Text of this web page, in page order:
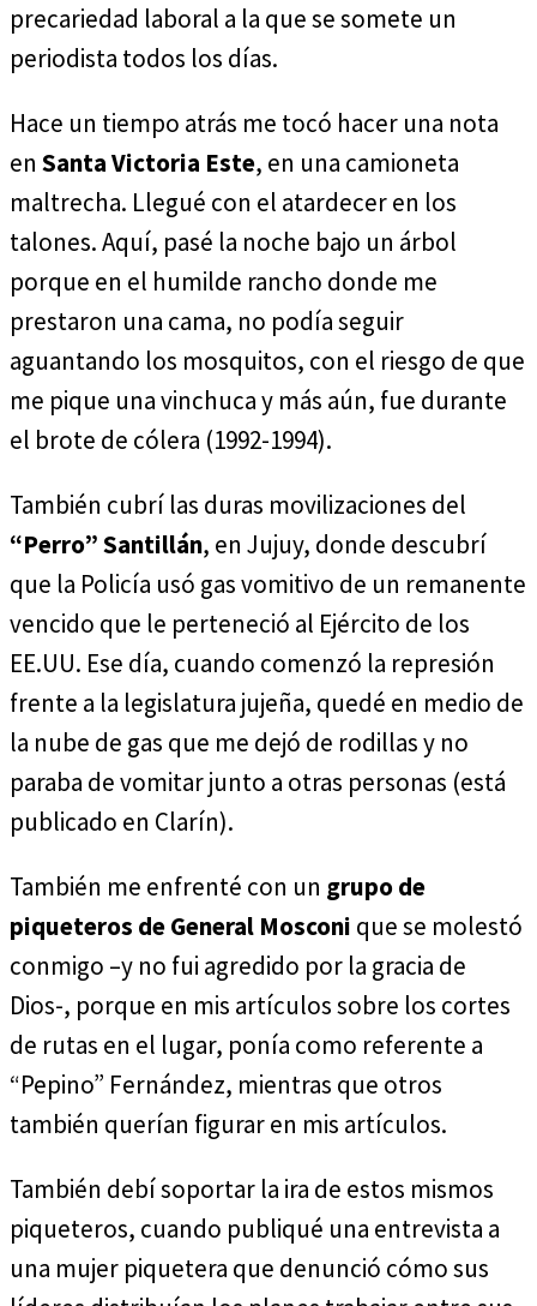
precariedad laboral a la que se somete un
periodista todos los días.
Hace un tiempo atrás me tocó hacer una nota
en Santa Victoria Este, en una camioneta
maltrecha. Llegué con el atardecer en los
talones. Aquí, pasé la noche bajo un árbol
porque en el humilde rancho donde me
prestaron una cama, no podía seguir
aguantando los mosquitos, con el riesgo de que
me pique una vinchuca y más aún, fue durante
el brote de cólera (1992-1994).
También cubrí las duras movilizaciones del
“Perro” Santillán, en Jujuy, donde descubrí
que la Policía usó gas vomitivo de un remanente
vencido que le perteneció al Ejército de los
EE.UU. Ese día, cuando comenzó la represión
frente a la legislatura jujeña, quedé en medio de
la nube de gas que me dejó de rodillas y no
paraba de vomitar junto a otras personas (está
publicado en Clarín).
También me enfrenté con un grupo de
piqueteros de General Mosconi que se molestó
conmigo –y no fui agredido por la gracia de
Dios-, porque en mis artículos sobre los cortes
de rutas en el lugar, ponía como referente a
“Pepino” Fernández, mientras que otros
también querían figurar en mis artículos.
También debí soportar la ira de estos mismos
piqueteros, cuando publiqué una entrevista a
una mujer piquetera que denunció cómo sus